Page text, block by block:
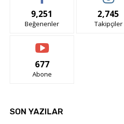
9,251
Beğenenler
2,745
Takipçiler
677
Abone
SON YAZILAR